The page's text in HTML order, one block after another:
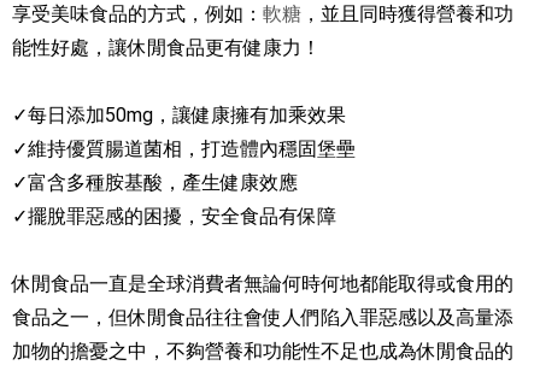
享受美味食品的方式，例如： 軟糖 ，並且同時獲得營養和功
能性好處，讓休閒食品更有健康力！
✓每日添加50mg，讓健康擁有加乘效果
✓維持優質腸道菌相，打造體內穩固堡壘
✓富含多種胺基酸，產生健康效應
✓擺脫罪惡感的困擾，安全食品有保障
休閒食品一直是全球消費者無論何時何地都能取得或食用的
食品之一，但休閒食品往往會使人們陷入罪惡感以及高量添
加物的擔憂之中，不夠營養和功能性不足也成為休閒食品的